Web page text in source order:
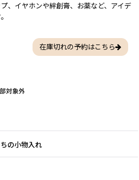
、イヤホンや絆創膏、お薬など、アイデ
在庫切れの予約はこちら
対象外
の小物入れ